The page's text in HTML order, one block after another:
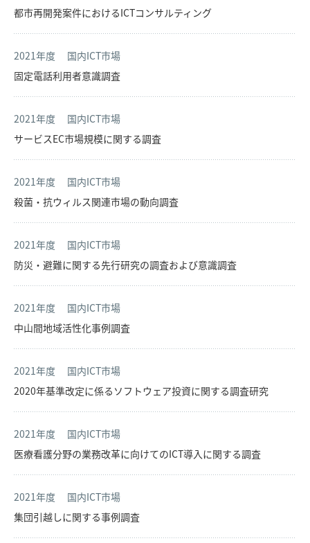
都市再開発案件におけるICTコンサルティング
2021年度
国内ICT市場
固定電話利用者意識調査
2021年度
国内ICT市場
サービスEC市場規模に関する調査
2021年度
国内ICT市場
殺菌・抗ウィルス関連市場の動向調査
2021年度
国内ICT市場
防災・避難に関する先行研究の調査および意識調査
2021年度
国内ICT市場
中山間地域活性化事例調査
2021年度
国内ICT市場
2020年基準改定に係るソフトウェア投資に関する調査研究
2021年度
国内ICT市場
医療看護分野の業務改革に向けてのICT導入に関する調査
2021年度
国内ICT市場
集団引越しに関する事例調査